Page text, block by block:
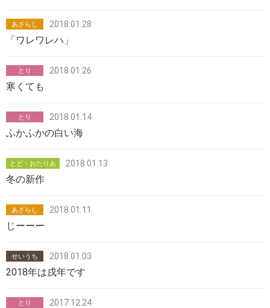
あざらし 2018.01.28
「ワレワレハ」
とり 2018.01.26
寒くても
とり 2018.01.14
ふかふかの白い海
とど・おたりあ 2018.01.13
冬の新作
あざらし 2018.01.11
じーーー
せいうち 2018.01.03
2018年は戌年です
とり 2017.12.24